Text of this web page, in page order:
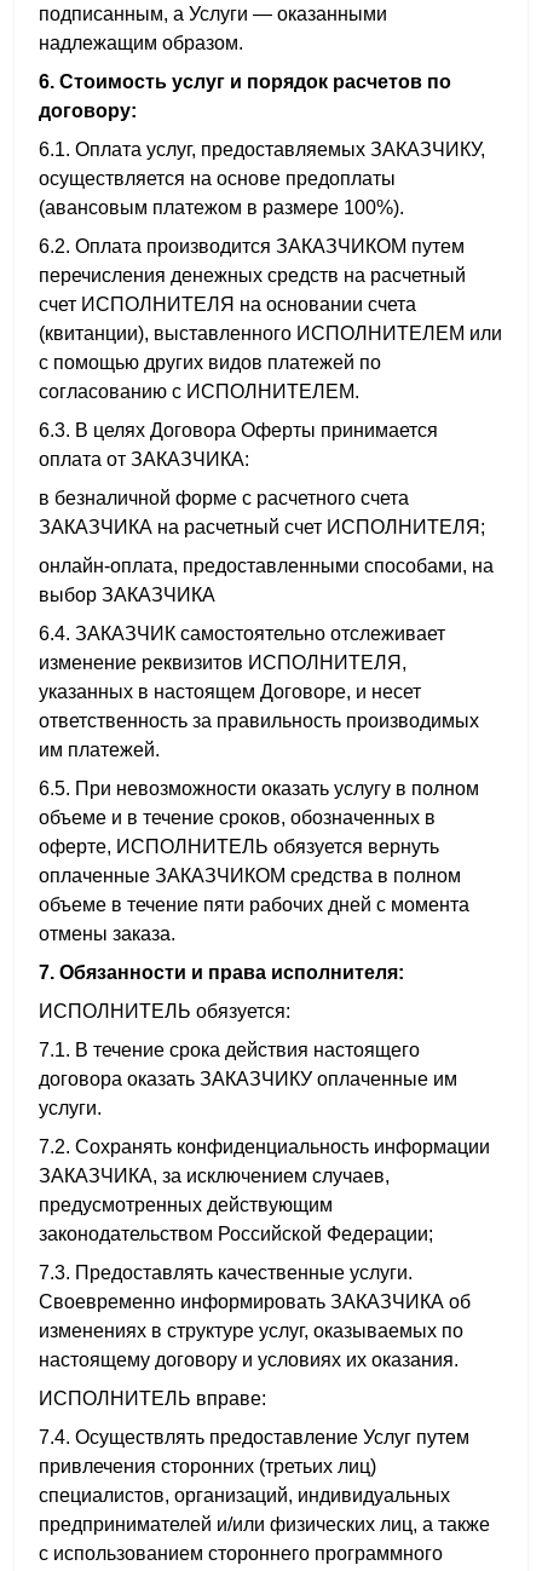
подписанным, а Услуги — оказанными
надлежащим образом.
6. Стоимость услуг и порядок расчетов по
договору:
6.1. Оплата услуг, предоставляемых ЗАКАЗЧИКУ,
осуществляется на основе предоплаты
(авансовым платежом в размере 100%).
6.2. Оплата производится ЗАКАЗЧИКОМ путем
перечисления денежных средств на расчетный
счет ИСПОЛНИТЕЛЯ на основании счета
(квитанции), выставленного ИСПОЛНИТЕЛЕМ или
с помощью других видов платежей по
согласованию с ИСПОЛНИТЕЛЕМ.
6.3. В целях Договора Оферты принимается
оплата от ЗАКАЗЧИКА:
в безналичной форме с расчетного счета
ЗАКАЗЧИКА на расчетный счет ИСПОЛНИТЕЛЯ;
онлайн-оплата, предоставленными способами, на
выбор ЗАКАЗЧИКА
6.4. ЗАКАЗЧИК самостоятельно отслеживает
изменение реквизитов ИСПОЛНИТЕЛЯ,
указанных в настоящем Договоре, и несет
ответственность за правильность производимых
им платежей.
6.5. При невозможности оказать услугу в полном
объеме и в течение сроков, обозначенных в
оферте, ИСПОЛНИТЕЛЬ обязуется вернуть
оплаченные ЗАКАЗЧИКОМ средства в полном
объеме в течение пяти рабочих дней с момента
отмены заказа.
7. Обязанности и права исполнителя:
ИСПОЛНИТЕЛЬ обязуется:
7.1. В течение срока действия настоящего
договора оказать ЗАКАЗЧИКУ оплаченные им
услуги.
7.2. Сохранять конфиденциальность информации
ЗАКАЗЧИКА, за исключением случаев,
предусмотренных действующим
законодательством Российской Федерации;
7.3. Предоставлять качественные услуги.
Своевременно информировать ЗАКАЗЧИКА об
изменениях в структуре услуг, оказываемых по
настоящему договору и условиях их оказания.
ИСПОЛНИТЕЛЬ вправе:
7.4. Осуществлять предоставление Услуг путем
привлечения сторонних (третьих лиц)
специалистов, организаций, индивидуальных
предпринимателей и/или физических лиц, а также
с использованием стороннего программного